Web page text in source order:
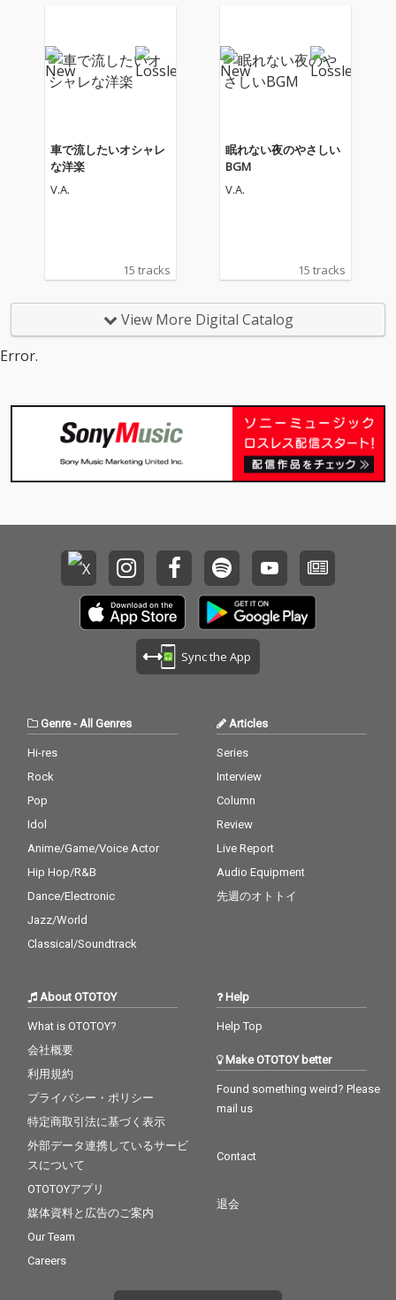
車で流したいオシャレ
な洋楽
V.A.
15 tracks
眠れない夜のやさしい
BGM
V.A.
15 tracks
View More Digital Catalog
Error.
Sync the App
Genre- All Genres
Hi-res
Rock
Pop
Idol
Anime/Game/Voice Actor
Hip Hop/R&B
Dance/Electronic
Jazz/World
Classical/Soundtrack
Articles
Series
Interview
Column
Review
Live Report
Audio Equipment
先週のオトトイ
About OTOTOY
What is OTOTOY?
会社概要
利用規約
プライバシー・ポリシー
特定商取引法に基づく表示
外部データ連携しているサービ
スについて
OTOTOYアプリ
媒体資料と広告のご案内
Our Team
Careers
Help
Help Top
Make OTOTOY better
Found something weird? Please
mail us
Contact
退会